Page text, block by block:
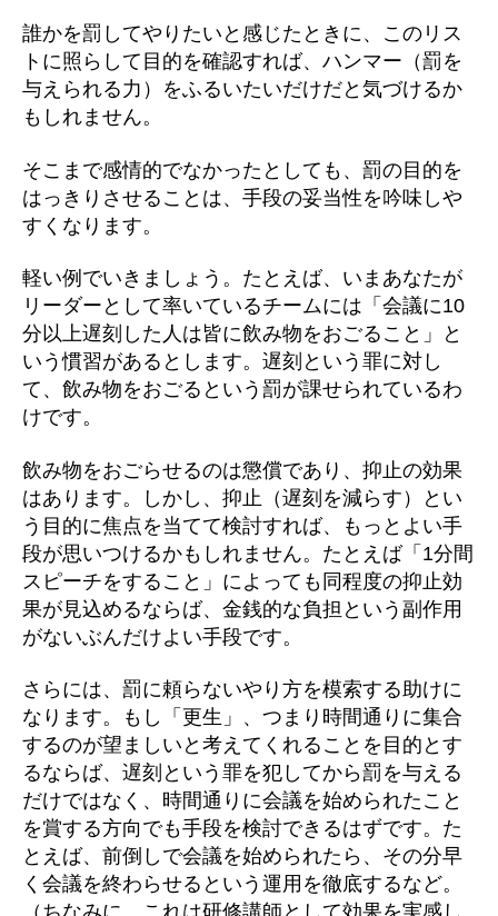
誰かを罰してやりたいと感じたときに、このリス
トに照らして目的を確認すれば、ハンマー（罰を
与えられる力）をふるいたいだけだと気づけるか
もしれません。
そこまで感情的でなかったとしても、罰の目的を
はっきりさせることは、手段の妥当性を吟味しや
すくなります。
軽い例でいきましょう。たとえば、いまあなたが
リーダーとして率いているチームには「会議に10
分以上遅刻した人は皆に飲み物をおごること」と
いう慣習があるとします。遅刻という罪に対し
て、飲み物をおごるという罰が課せられているわ
けです。
飲み物をおごらせるのは懲償であり、抑止の効果
はあります。しかし、抑止（遅刻を減らす）とい
う目的に焦点を当てて検討すれば、もっとよい手
段が思いつけるかもしれません。たとえば「1分間
スピーチをすること」によっても同程度の抑止効
果が見込めるならば、金銭的な負担という副作用
がないぶんだけよい手段です。
さらには、罰に頼らないやり方を模索する助けに
なります。もし「更生」、つまり時間通りに集合
するのが望ましいと考えてくれることを目的とす
るならば、遅刻という罪を犯してから罰を与える
だけではなく、時間通りに会議を始められたこと
を賞する方向でも手段を検討できるはずです。た
とえば、前倒しで会議を始められたら、その分早
く会議を終わらせるという運用を徹底するなど。
（ちなみに、これは研修講師として効果を実感し